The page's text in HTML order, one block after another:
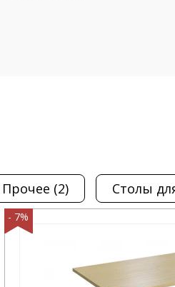
прочее (2) столы
- 7%